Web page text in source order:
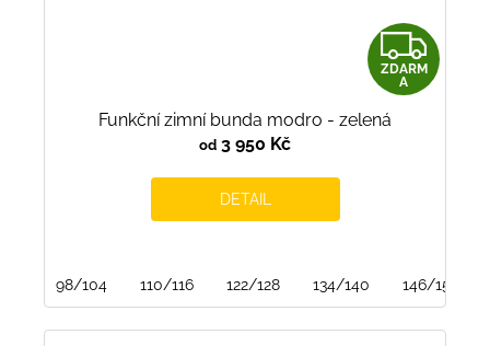
Z
D
A
ZDARM
A
Funkční zimní bunda modro - zelená
od 3 950 Kč
DETAIL
98/104 110/116 122/128 134/140 146/152